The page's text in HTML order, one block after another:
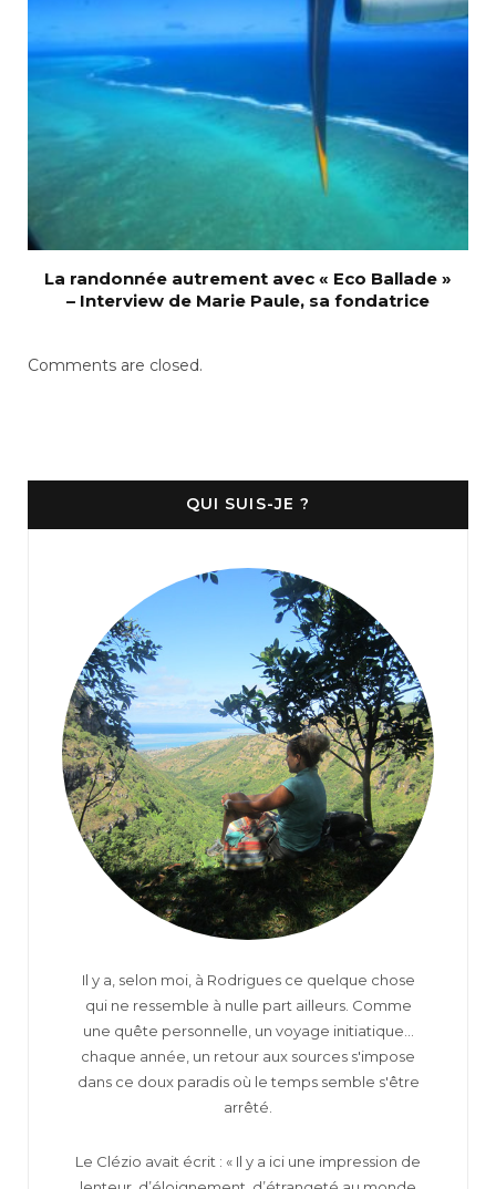
La randonnée autrement avec « Eco Ballade »
– Interview de Marie Paule, sa fondatrice
Comments are closed.
QUI SUIS-JE ?
Il y a, selon moi, à Rodrigues ce quelque chose
qui ne ressemble à nulle part ailleurs. Comme
une quête personnelle, un voyage initiatique...
chaque année, un retour aux sources s'impose
dans ce doux paradis où le temps semble s'être
arrêté.
Le Clézio avait écrit : « Il y a ici une impression de